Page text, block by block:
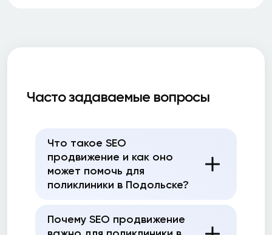
Часто задаваемые вопросы
Что такое SEO
продвижение и как оно
может помочь для
поликлиники в Подольске?
Почему SEO продвижение